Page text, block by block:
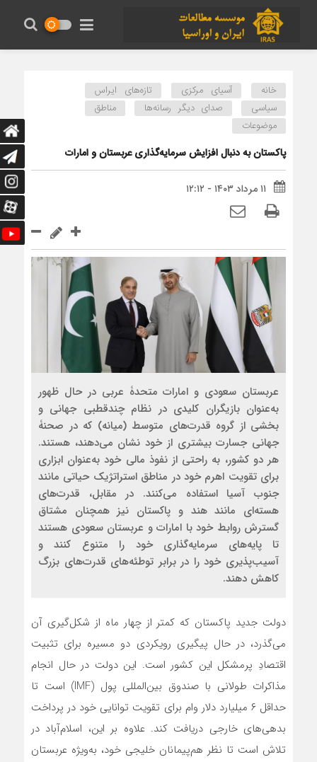
خانه آسیای مرکزی
تازه‌های ایراس
سیاسی
صدای دیگر رسانه‌ها
مناطق
موضوعات
پاکستان به دنبال افزایش سرمایه‌گذاری عربستان و امارات
۱۱ مرداد ۱۴۰۳ - ۱۲:۱۲
عربستان سعودی و امارات متحدۀ عربی در حال ظهور
به‌عنوان بازیگران کلیدی در نظام چندقطبی جهانی و
بخشی از گروه قدرت‌های متوسط (میانه) که در صحنۀ
جهانی جسارت بیشتری از خود نشان می‌دهند، هستند.
هر دو کشور، به راحتی از نفوذ مالی خود به‌عنوان ابزاری
برای تقویت اهرم‌ خود در مناطق استراتژیک حیاتی مانند
جنوب آسیا استفاده می‌کنند. در مقابل، قدرت‌های
هسته‌ای مانند هند و پاکستان نیز همچنان مشتاق
گسترش روابط خود با امارات و عربستان سعودی هستند
تا پایه‌های سرمایه‌گذاری خود را متنوع کنند و
آسیب‌پذیری خود را در برابر توطئه‌های قدرت‌‌های بزرگ
کاهش دهند.
دولت جدید پاکستان که کمتر از چهار ماه از شکل‌گیری آن
می‌گذرد، در حال پیگیری رویکردی دو مسیره برای تثبیت
اقتصادِ پرمشکل این کشور است. این دولت در حال انجام
مذاکرات طولانی با صندوق بین‌المللی پول (IMF) است تا
حداقل ۶ میلیارد دلار وام برای تقویت توانایی خود در پرداخت
بدهی‌های خارجی دریافت کند. علاوه بر این، اسلام‌آباد در
تلاش است تا نظر هم‌پیمانان خلیجی خود، به‌ویژه عربستان